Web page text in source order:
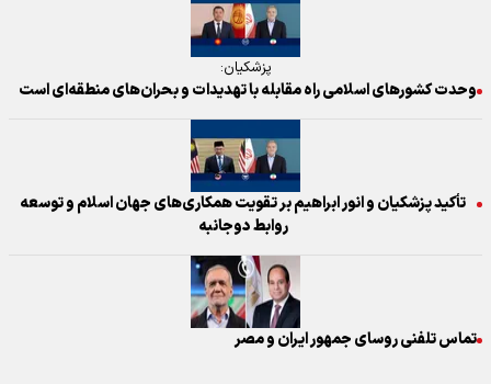
پزشکیان:
وحدت کشور‌های اسلامی راه مقابله با تهدیدات و بحران‌های منطقه‌ای است
تأکید پزشکیان و انور ابراهیم بر تقویت همکاری‌های جهان اسلام و توسعه
روابط دوجانبه
تماس تلفنی روسای جمهور ایران و مصر